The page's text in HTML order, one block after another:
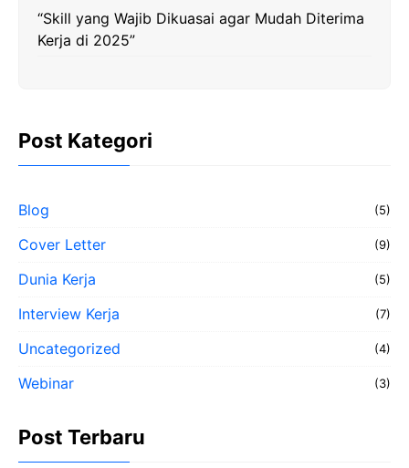
“Skill yang Wajib Dikuasai agar Mudah Diterima
Kerja di 2025”
Post Kategori
Blog (5)
Cover Letter (9)
Dunia Kerja (5)
Interview Kerja (7)
Uncategorized (4)
Webinar (3)
Post Terbaru